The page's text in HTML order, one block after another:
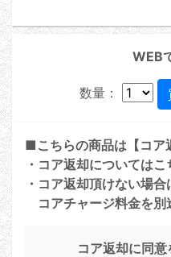
WEB
数量：
■こちらの商品は【コア
・コア返却についてはこ
・コア返却頂けない場合
コアチャージ料金を別
コア返却に同意